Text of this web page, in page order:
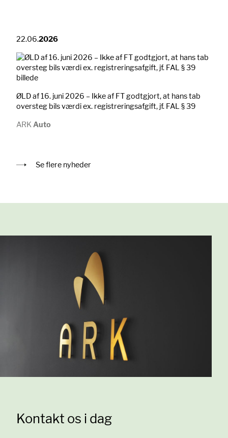
22.06.2026
ØLD af 16. juni 2026 – Ikke af FT godtgjort, at hans tab
oversteg bils værdi ex. registreringsafgift, jf. FAL § 39
ARK Auto
Se flere nyheder
Kontakt os i dag